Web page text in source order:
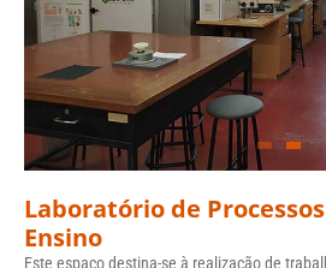
Laboratório de
Ensino
Este espaço destina-se à realização de